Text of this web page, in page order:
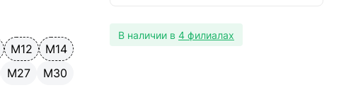
М12
М14
М27
М30
В наличии в 4 филиалах